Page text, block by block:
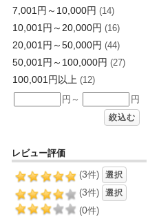
7,001円～10,000円 (14)
10,001円～20,000円 (16)
20,001円～50,000円 (44)
50,001円～100,000円 (27)
100,001円以上 (12)
円～
円
絞込む
レビュー評価
(3件) 選択
(3件) 選択
(0件)